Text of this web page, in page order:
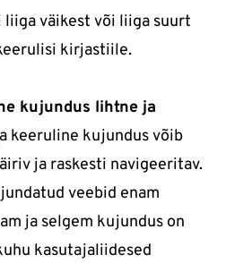
liiga väikest või liiga suurt
kirjastiile.
kujundus lihtne ja
keeruline kujundus võib
ja raskesti navigeeritav.
veebid enam
ja selgem kujundus on
kasutajaliidesed